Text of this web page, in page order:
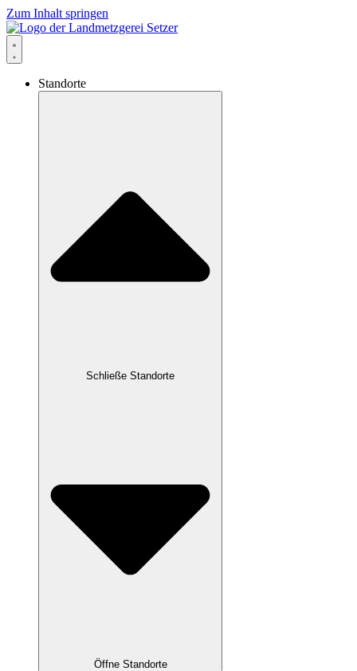
Zum Inhalt springen
Standorte
Schließe Standorte
Öffne Standorte